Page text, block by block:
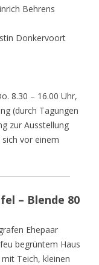
Behrens
Donkervoort
8.30 – 16.00 Uhr,
(durch Tagungen
zur Ausstellung
vor einem
– Blende 80
Ehepaar
begrüntem Haus
Teich, kleinen